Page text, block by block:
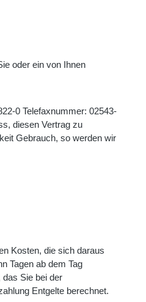
oder ein von Ihnen
0 Telefaxnummer: 02543-
diesen Vertrag zu
Gebrauch, so werden wir
Kosten, die sich daraus
Tagen ab dem Tag
Sie bei der
Entgelte berechnet.